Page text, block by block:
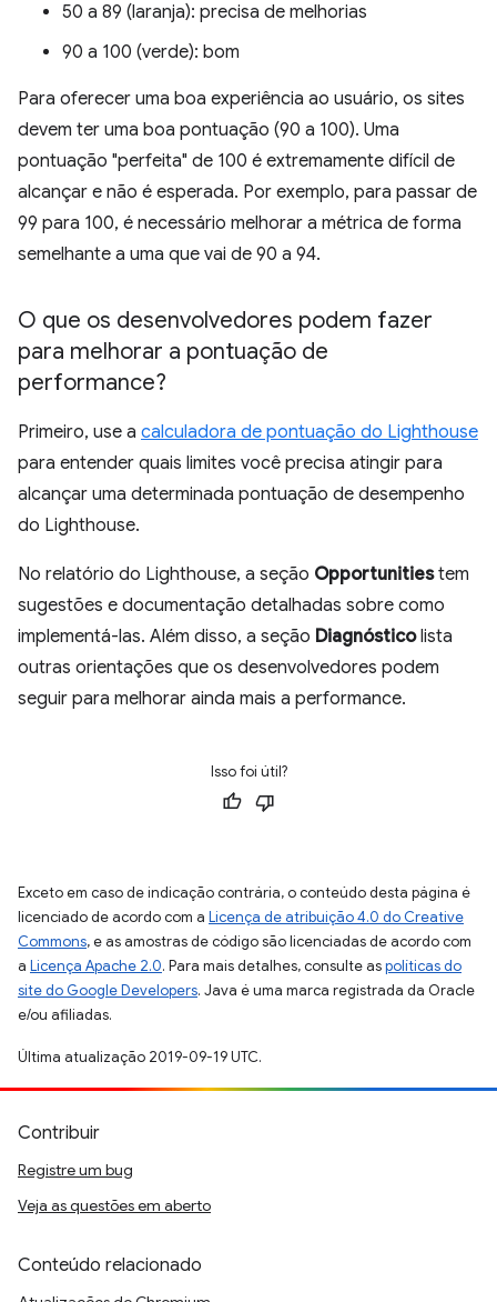
50 a 89 (laranja): precisa de melhorias
90 a 100 (verde): bom
Para oferecer uma boa experiência ao usuário, os sites
devem ter uma boa pontuação (90 a 100). Uma
pontuação "perfeita" de 100 é extremamente difícil de
alcançar e não é esperada. Por exemplo, para passar de
99 para 100, é necessário melhorar a métrica de forma
semelhante a uma que vai de 90 a 94.
O que os desenvolvedores podem fazer
para melhorar a pontuação de
performance?
Primeiro, use a calculadora de pontuação do Lighthouse
para entender quais limites você precisa atingir para
alcançar uma determinada pontuação de desempenho
do Lighthouse.
No relatório do Lighthouse, a seção Opportunitiestem
sugestões e documentação detalhadas sobre como
implementá-las. Além disso, a seção Diagnósticolista
outras orientações que os desenvolvedores podem
seguir para melhorar ainda mais a performance.
Isso foi útil?
Exceto em caso de indicação contrária, o conteúdo desta página é
licenciado de acordo com a Licença de atribuição 4.0 do Creative
Commons, e as amostras de código são licenciadas de acordo com
a Licença Apache 2.0. Para mais detalhes, consulte aspolíticas do
site do Google Developers. Java é uma marca registrada da Oracle
e/ou afiliadas.
Última atualização 2019-09-19 UTC.
Contribuir
Registre um bug
Veja as questões em aberto
Conteúdo relacionado